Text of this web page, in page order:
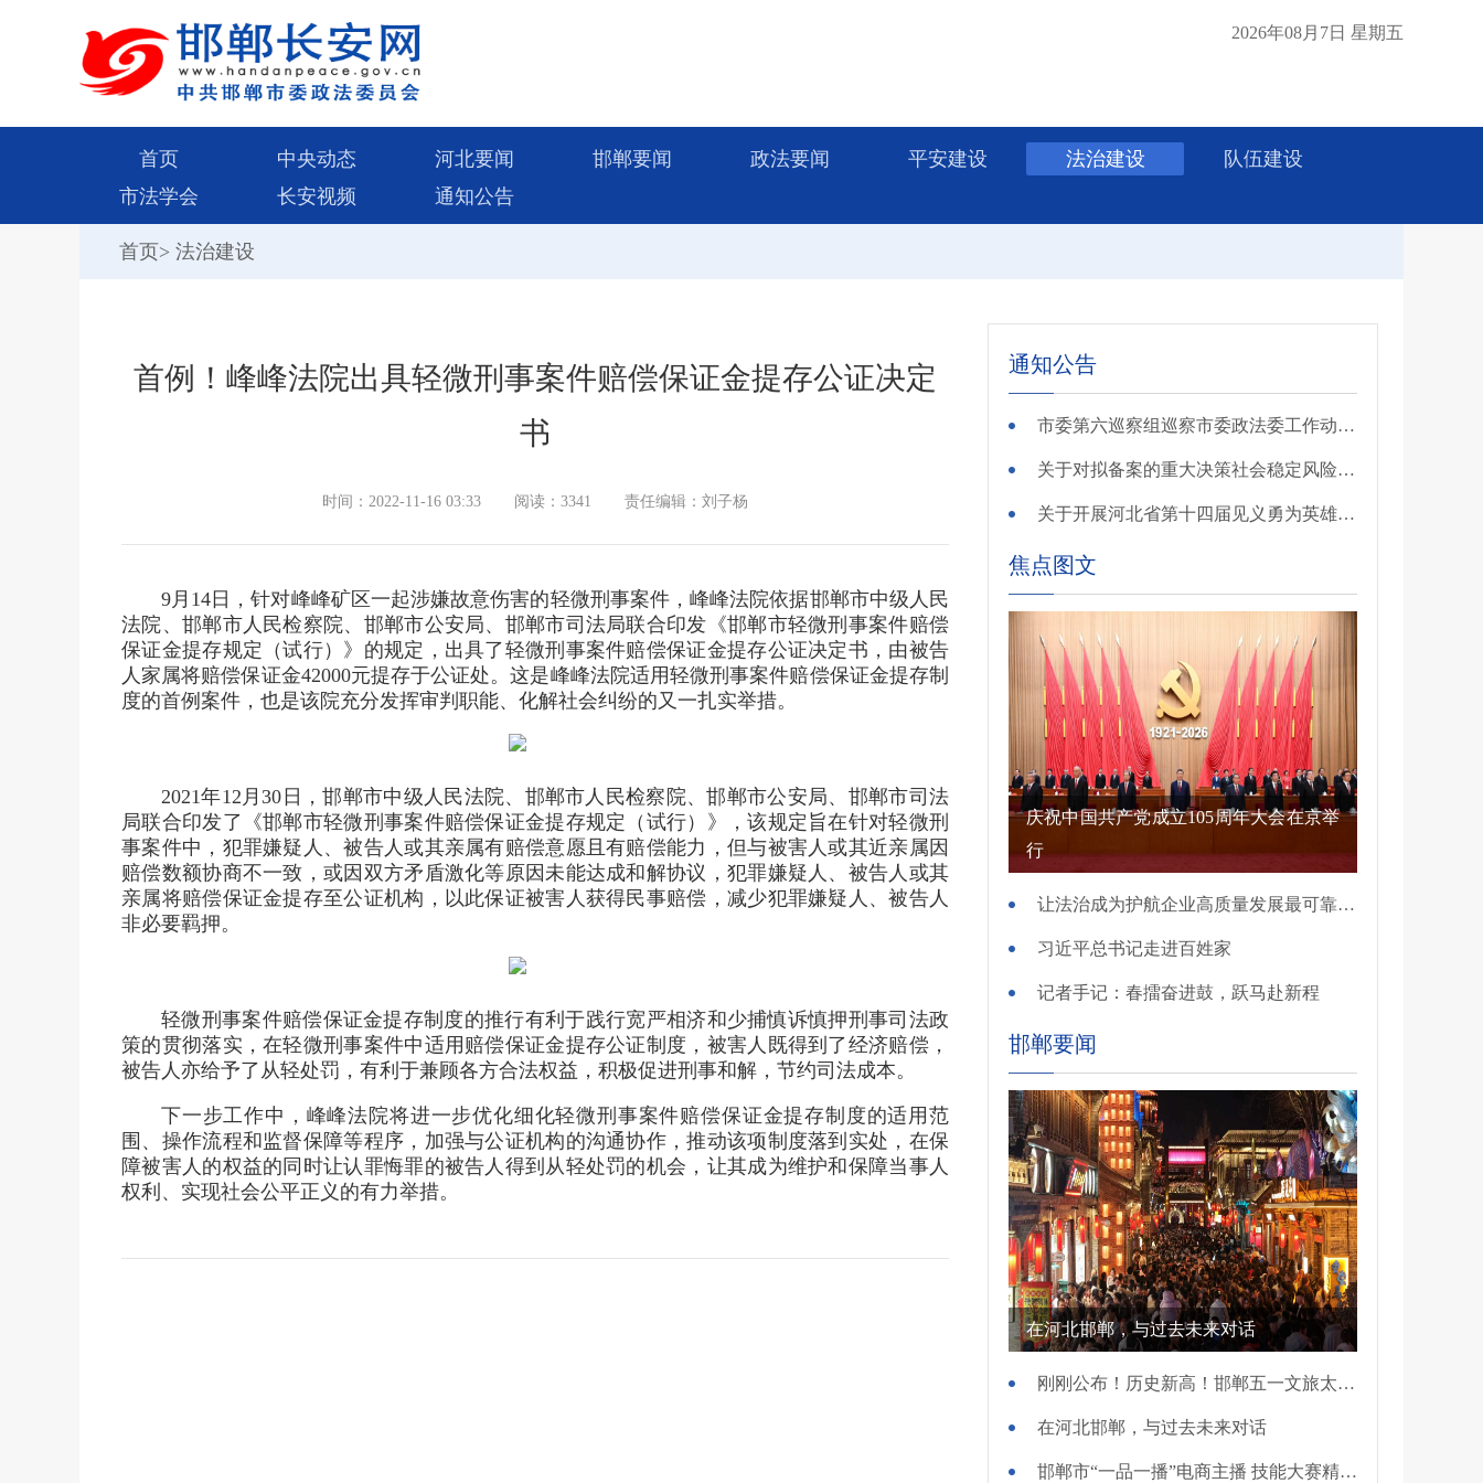
2026年08月7日 星期五
首页 中央动态 河北要闻 邯郸要闻 政法要闻 平安建设 法治建设
队伍建设
市法学会
长安视频 通知公告
首页> 法治建设
首例！峰峰法院出具轻微刑事案件赔偿保证金提存公证决定
书
时间：2022-11-16 03:33 阅读：3341 责任编辑：刘子杨
9月14日，针对峰峰矿区一起涉嫌故意伤害的轻微刑事案件，峰峰法院依据邯郸市中级人民
法院、邯郸市人民检察院、邯郸市公安局、邯郸市司法局联合印发《邯郸市轻微刑事案件赔偿
保证金提存规定（试行）》的规定，出具了轻微刑事案件赔偿保证金提存公证决定书，由被告
人家属将赔偿保证金42000元提存于公证处。这是峰峰法院适用轻微刑事案件赔偿保证金提存制
度的首例案件，也是该院充分发挥审判职能、化解社会纠纷的又一扎实举措。
2021年12月30日，邯郸市中级人民法院、邯郸市人民检察院、邯郸市公安局、邯郸市司法
局联合印发了《邯郸市轻微刑事案件赔偿保证金提存规定（试行）》，该规定旨在针对轻微刑
事案件中，犯罪嫌疑人、被告人或其亲属有赔偿意愿且有赔偿能力，但与被害人或其近亲属因
赔偿数额协商不一致，或因双方矛盾激化等原因未能达成和解协议，犯罪嫌疑人、被告人或其
亲属将赔偿保证金提存至公证机构，以此保证被害人获得民事赔偿，减少犯罪嫌疑人、被告人
非必要羁押。
轻微刑事案件赔偿保证金提存制度的推行有利于践行宽严相济和少捕慎诉慎押刑事司法政
策的贯彻落实，在轻微刑事案件中适用赔偿保证金提存公证制度，被害人既得到了经济赔偿，
被告人亦给予了从轻处罚，有利于兼顾各方合法权益，积极促进刑事和解，节约司法成本。
下一步工作中，峰峰法院将进一步优化细化轻微刑事案件赔偿保证金提存制度的适用范
围、操作流程和监督保障等程序，加强与公证机构的沟通协作，推动该项制度落到实处，在保
障被害人的权益的同时让认罪悔罪的被告人得到从轻处罚的机会，让其成为维护和保障当事人
权利、实现社会公平正义的有力举措。
通知公告
市委第六巡察组巡察市委政法委工作动员会召开
关于对拟备案的重大决策社会稳定风险评估第三方机构进行公示的公告
关于开展河北省第十四届见义勇为英雄 （群体）评选的公示
焦点图文
庆祝中国共产党成立105周年大会在京举
行
让法治成为护航企业高质量发展最可靠保障——国新办发布会介绍规范涉企行政执法专项行动有关情况
习近平总书记走进百姓家
记者手记：春擂奋进鼓，跃马赴新程
邯郸要闻
在河北邯郸，与过去未来对话
刚刚公布！历史新高！邯郸五一文旅太火爆！
在河北邯郸，与过去未来对话
邯郸市“一品一播”电商主播 技能大赛精彩开赛